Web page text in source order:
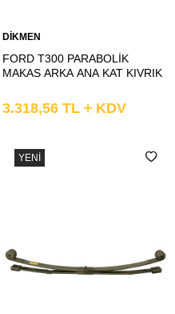
DİKMEN
FORD T300 PARABOLİK
MAKAS ARKA ANA KAT KIVRIK
3.318,56 TL KDV
YENI